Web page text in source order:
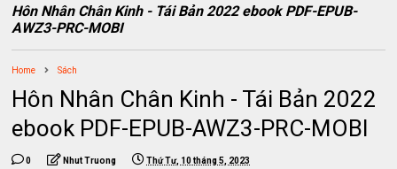
Hôn Nhân Chân Kinh - Tái Bản 2022 ebook PDF-EPUB-
AWZ3-PRC-MOBI
Home Sách
Hôn Nhân Chân Kinh - Tái Bản 2022
ebook PDF-EPUB-AWZ3-PRC-MOBI
0 Nhut Truong Thứ Tư, 10 tháng 5, 2023